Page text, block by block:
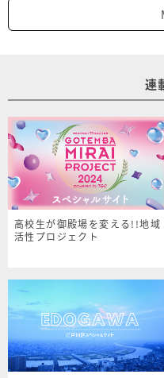
連
高校生が御殿場を変える!!地域
活性プロジェクト